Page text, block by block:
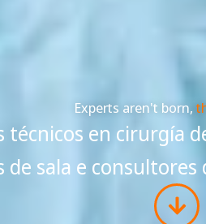
Experts aren't born,
técnicos en cirurgía
de sala e consultores